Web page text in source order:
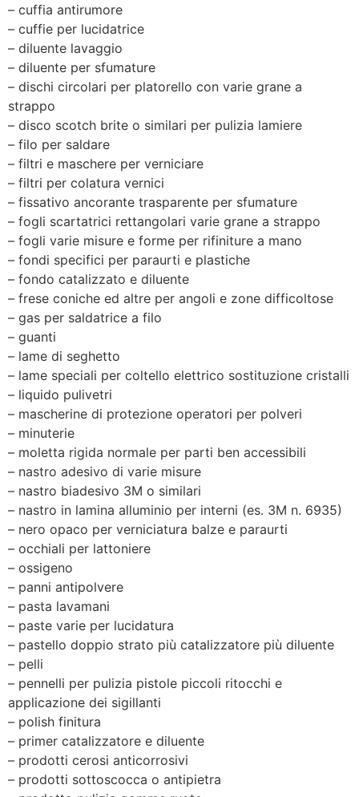
– cuffia antirumore
– cuffie per lucidatrice
– diluente lavaggio
– diluente per sfumature
– dischi circolari per platorello con varie grane a
strappo
– disco scotch brite o similari per pulizia lamiere
– filo per saldare
– filtri e maschere per verniciare
– filtri per colatura vernici
– fissativo ancorante trasparente per sfumature
– fogli scartatrici rettangolari varie grane a strappo
– fogli varie misure e forme per rifiniture a mano
– fondi specifici per paraurti e plastiche
– fondo catalizzato e diluente
– frese coniche ed altre per angoli e zone difficoltose
– gas per saldatrice a filo
– guanti
– lame di seghetto
– lame speciali per coltello elettrico sostituzione cristalli
– liquido pulivetri
– mascherine di protezione operatori per polveri
– minuterie
– moletta rigida normale per parti ben accessibili
– nastro adesivo di varie misure
– nastro biadesivo 3M o similari
– nastro in lamina alluminio per interni (es. 3M n. 6935)
– nero opaco per verniciatura balze e paraurti
– occhiali per lattoniere
– ossigeno
– panni antipolvere
– pasta lavamani
– paste varie per lucidatura
– pastello doppio strato più catalizzatore più diluente
– pelli
– pennelli per pulizia pistole piccoli ritocchi e
applicazione dei sigillanti
– polish finitura
– primer catalizzatore e diluente
– prodotti cerosi anticorrosivi
– prodotti sottoscocca o antipietra